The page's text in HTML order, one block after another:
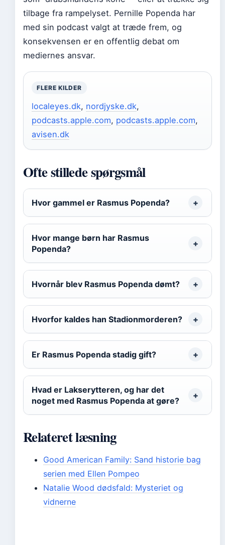
tilbage fra rampelyset. Pernille Popenda har
med sin podcast valgt at træde frem, og
konsekvensen er en offentlig debat om
mediernes ansvar.
FLERE KILDER
localeyes.dk, nordjyske.dk,
podcasts.apple.com, podcasts.apple.com,
avisen.dk
Ofte stillede spørgsmål
Hvor gammel er Rasmus Popenda?
Hvor mange børn har Rasmus
Popenda?
Hvornår blev Rasmus Popenda dømt?
Hvorfor kaldes han Stadionmorderen?
Er Rasmus Popenda stadig gift?
Hvad er Lakserytteren, og har det
noget med Rasmus Popenda at gøre?
Relateret læsning
Good American Family: Sand historie bag
serien med Ellen Pompeo
Natalie Wood dødsfald: Mysteriet og
vidnerne